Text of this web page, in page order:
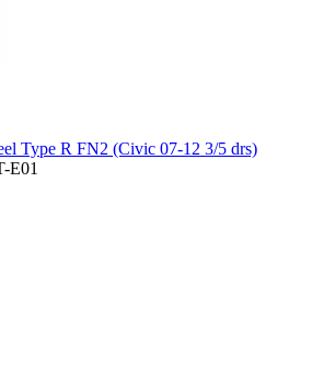
Type R FN2 (Civic 07-12 3/5 drs)
E01